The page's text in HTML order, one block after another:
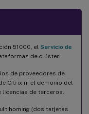
51000, el Servicio de
de clúster.
de proveedores de
Citrix ni el demonio del
de terceros.
(dos tarjetas